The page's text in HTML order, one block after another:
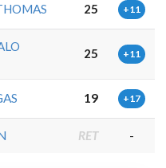
25 +11
25 +11
19 +17
RET -